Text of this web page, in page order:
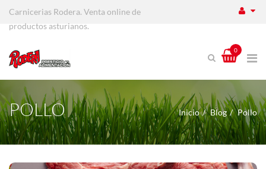
Carnicerias Rodera. Venta online de
productos asturianos.
0
POLLO Inicio Blog Pollo